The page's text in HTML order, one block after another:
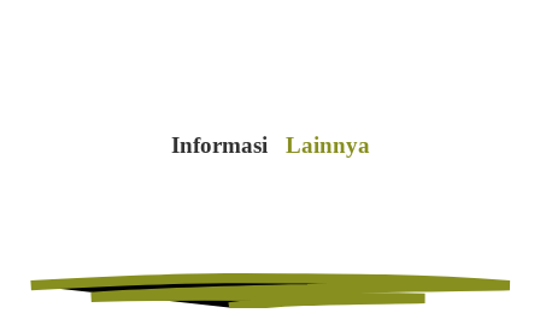
Informasi Lainnya